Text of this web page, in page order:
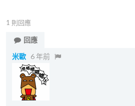
1 則回應
回應
米歐 6 年前